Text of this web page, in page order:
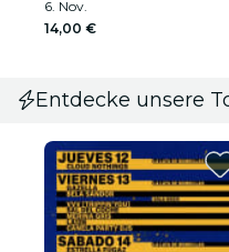
6. Nov.
14,00 €
Entdecke unsere